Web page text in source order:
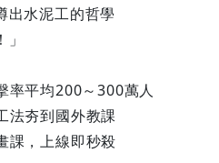
出水泥工的哲學
率平均200～300萬人
法夯到國外教課
課，上線即秒殺